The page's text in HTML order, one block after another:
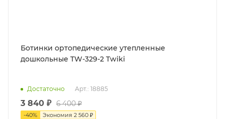
Ботинки ортопедические утепленные
дошкольные TW-329-2 Twiki
Достаточно Арт.: 18885
3 840 ₽ 6 400 ₽
-40% Экономия 2 560 ₽